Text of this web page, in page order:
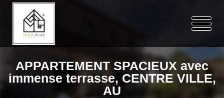
APPARTEMENT SPACIEUX avec
immense terrasse, CENTRE VILLE,
AU